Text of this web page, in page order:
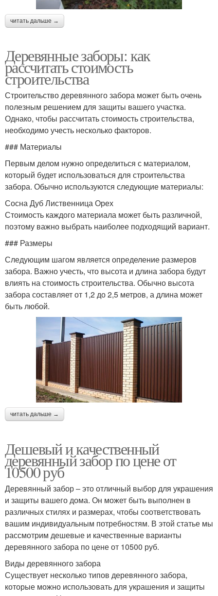
читать дальше →
Деревянные заборы: как
рассчитать стоимость
строительства
Строительство деревянного забора может быть очень
полезным решением для защиты вашего участка.
Однако, чтобы рассчитать стоимость строительства,
необходимо учесть несколько факторов.
### Материалы
Первым делом нужно определиться с материалом,
который будет использоваться для строительства
забора. Обычно используются следующие материалы:
Сосна Дуб Лиственница Орех
Стоимость каждого материала может быть различной,
поэтому важно выбрать наиболее подходящий вариант.
### Размеры
Следующим шагом является определение размеров
забора. Важно учесть, что высота и длина забора будут
влиять на стоимость строительства. Обычно высота
забора составляет от 1,2 до 2,5 метров, а длина может
быть любой.
читать дальше →
Дешевый и качественный
деревянный забор по цене от
10500 руб
Деревянный забор – это отличный выбор для украшения
и защиты вашего дома. Он может быть выполнен в
различных стилях и размерах, чтобы соответствовать
вашим индивидуальным потребностям. В этой статье мы
рассмотрим дешевые и качественные варианты
деревянного забора по цене от 10500 руб.
Виды деревянного забора
Существует несколько типов деревянного забора,
которые можно использовать для украшения и защиты